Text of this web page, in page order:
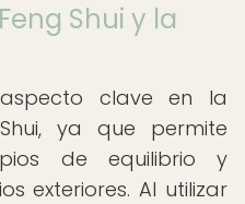
Shui y la
clave en la
ya que permite
de equilibrio y
exteriores. Al utilizar